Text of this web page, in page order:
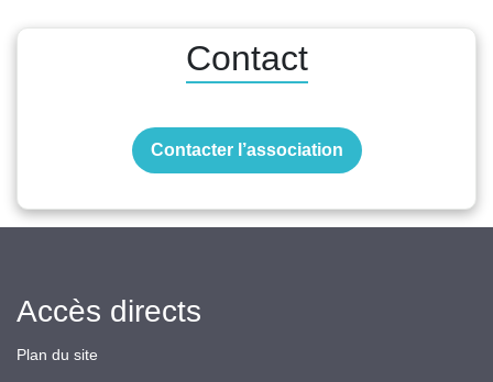
Contact
Contacter l’association
Accès directs
Plan du site